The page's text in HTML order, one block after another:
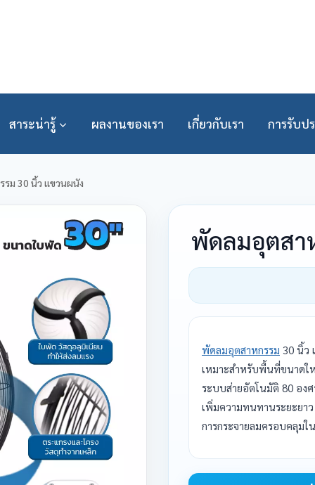
สาระน่ารู้ ผลงานของเรา เกี่ยวกับเรา การรับป
ม 30 นิ้ว แขวนผนัง
พัดลมอุตสา
พัดลมอุตสาหกรรม 30 นิ้ว
เหมาะสำหรับพื้นที่ขนาดใ
ระบบส่ายอัตโนมัติ 80 อง
เพิ่มความทนทานระยะยา
การกระจายลมครอบคลุมใ